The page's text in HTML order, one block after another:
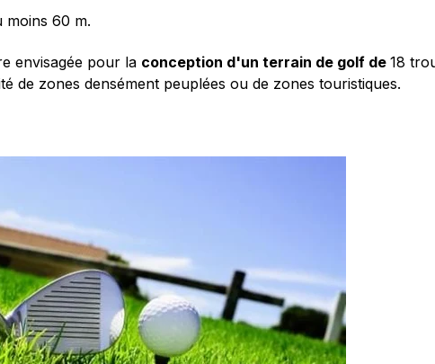
moins 60 m.
envisagée pour la conception d'un terrain de golf de 18
de zones densément peuplées ou de zones touristiques.